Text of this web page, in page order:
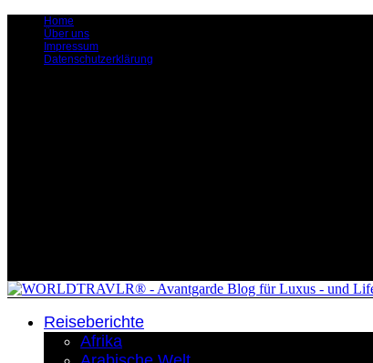
Home
Über uns
Impressum
Datenschutzerklärung
Reiseberichte
Afrika